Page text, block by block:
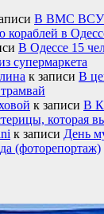
В ВМС ВСУ
кораблей в
В Одессе 15
супермаркета
к записи В
к записи В
которая
к записи День
(фоторепортаж)